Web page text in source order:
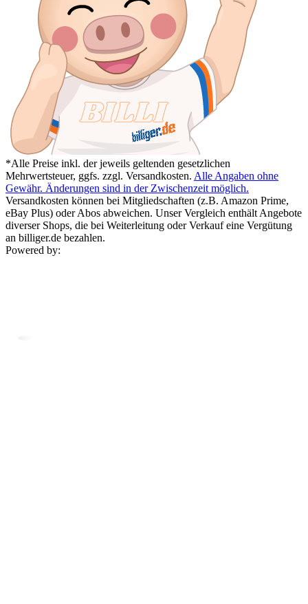
*Alle Preise inkl. der jeweils geltenden gesetzlichen
Mehrwertsteuer, ggfs. zzgl. Versandkosten. Alle Angaben ohne
Gewähr. Änderungen sind in der Zwischenzeit möglich.
Versandkosten können bei Mitgliedschaften (z.B. Amazon Prime,
eBay Plus) oder Abos abweichen. Unser Vergleich enthält Angebote
diverser Shops, die bei Weiterleitung oder Verkauf eine Vergütung
an billiger.de bezahlen.
Powered by: